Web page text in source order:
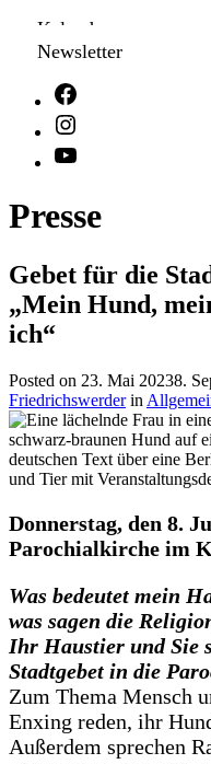
Kalender
Newsletter
Presse
Gebet für die
„Mein Hund,
ich“
Posted on 23. Mai 20238.
Friedrichswerderin
Donnerstag, den 8.
Parochialkirche im
Was bedeutet mein
was sagen die
Ihr Haustier und Sie
Stadtgebet in die
Zum Thema Mensch
Enxing reden, ihr
Außerdem sprechen